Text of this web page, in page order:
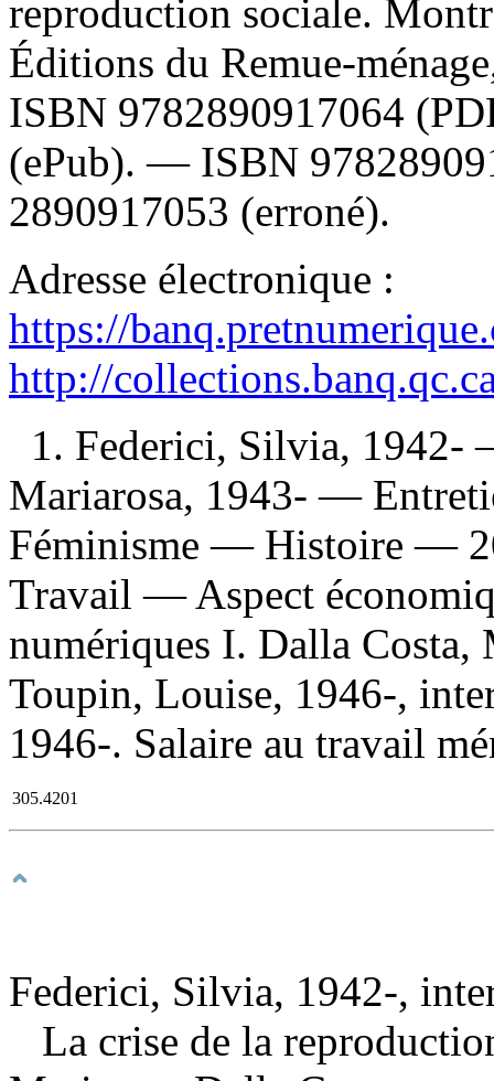
reproduction sociale.
Éditions du Remue-
ISBN 9782890917064
(ePub). — ISBN
2890917053 (erroné).
Adresse électronique :
https://
http://
1. Federici, Silvia, 1942-
Mariarosa, 1943- —
Féminisme — Histoire —
Travail — Aspect
numériques I. Dalla
Toupin, Louise, 1946-,
1946-. Salaire au travail
305.4201
Federici, Silvia, 1942-,
La crise de la